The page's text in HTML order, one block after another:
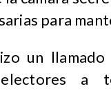
para
un
a